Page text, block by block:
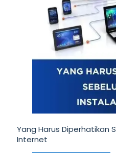
Yang Harus Diperhatikan
Internet